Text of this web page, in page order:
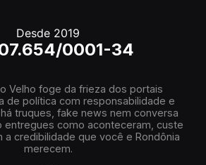
Desde 2019
0001-34
Velho foge da frieza dos portais
de política com responsabilidade e
truques, fake news nem conversa
entregues como aconteceram, custe
a credibilidade que você e Rondônia
merecem.